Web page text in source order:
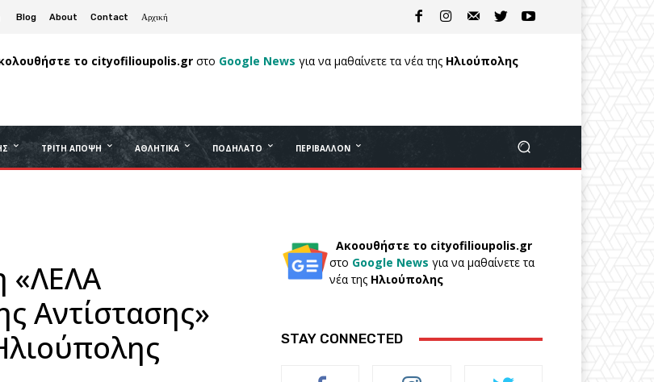
Blog About Contact Αρχική
το cityofilioupolis.gr στο Google News για να μαθαίνετε τα νέα της Ηλιούπολης
ΤΡΊΤΗ ΆΠΟΨΗ ΑΘΛΗΤΙΚΆ ΠΟΔΉΛΑΤΟ ΠΕΡΙΒΆΛΛΟΝ
«ΛΕΛΑ
Αντίστασης»
Ακοουθήστε το cityofilioupolis.gr
στο Google News για να μαθαίνετε τα
νέα της Ηλιούπολης
STAY CONNECTED